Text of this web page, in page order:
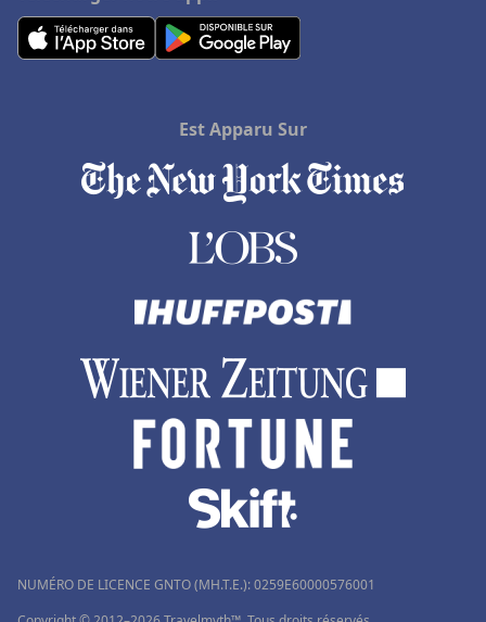
Hôtels en Charente Maritime
Hôtels à Jersey
Hôtels à Brides-les-Bains
Est Apparu Sur
NUMÉRO DE LICENCE GNTO (MH.T.E.): 0259Ε60000576001